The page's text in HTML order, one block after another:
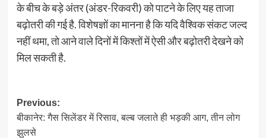
के बीच के बड़े अंतर (अंडर-रिकवरी) को पाटने के लिए यह ताजा
बढ़ोतरी की गई है. विशेषज्ञों का मानना है कि यदि वैश्विक संकट जल्द
नहीं थमा, तो आने वाले दिनों में किश्तों में ऐसी और बढ़ोतरी देखने को
मिल सकती है.
Post
navigation
Previous:
बीकानेर: गैस सिलेंडर में रिसाव, बल्ब जलाते ही भड़की आग, तीन लोग
झुलसे